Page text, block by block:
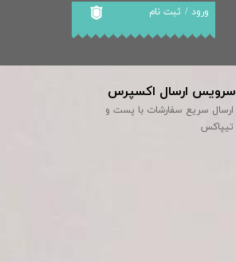
سرویس ارسال اکسپرس
ارسال سریع سفارشات با پست و
تیپاکس
ورود / ثبت نام
حساب کاربری من
تغییر گذر واژه
سفارشات